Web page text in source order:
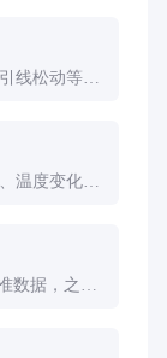
线松动等机
温度变化、
数据，之后